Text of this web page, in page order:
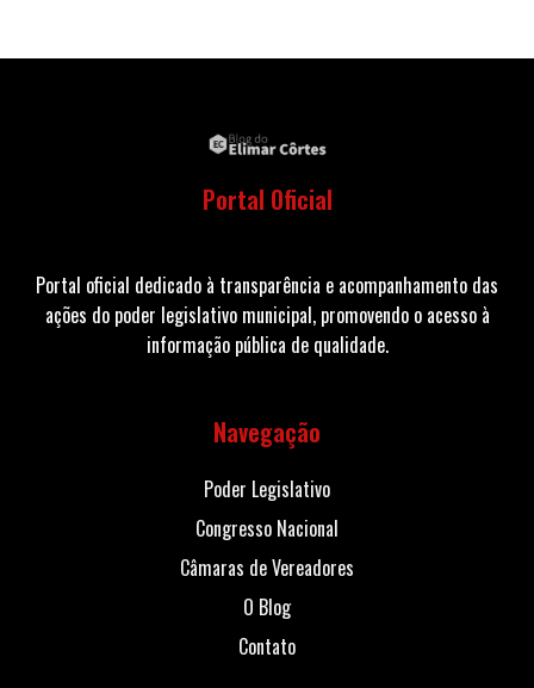
Portal Oficial
Portal oficial dedicado à transparência e acompanhamento das
ações do poder legislativo municipal, promovendo o acesso à
informação pública de qualidade.
Navegação
Poder Legislativo
Congresso Nacional
Câmaras de Vereadores
O Blog
Contato